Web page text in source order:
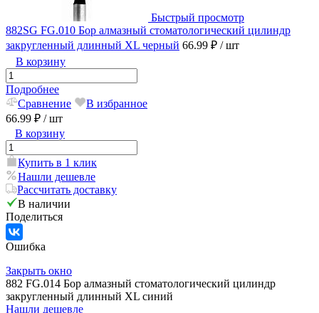
Быстрый просмотр
882SG FG.010 Бор алмазный стоматологический цилиндр
закругленный длинный XL черный 66.99 ₽ / шт
В корзину
Подробнее
Сравнение
В избранное
66.99 ₽ / шт
В корзину
Купить в 1 клик
Нашли дешевле
Рассчитать доставку
В наличии
Поделиться
Ошибка
Закрыть окно
882 FG.014 Бор алмазный стоматологический цилиндр
закругленный длинный XL синий
Нашли дешевле